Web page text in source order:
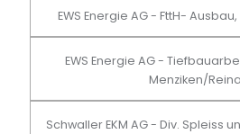
EWS Energie AG - FttH-
EWS Energie AG -
Menziken/
Schwaller EKM AG - Div. Spleiss